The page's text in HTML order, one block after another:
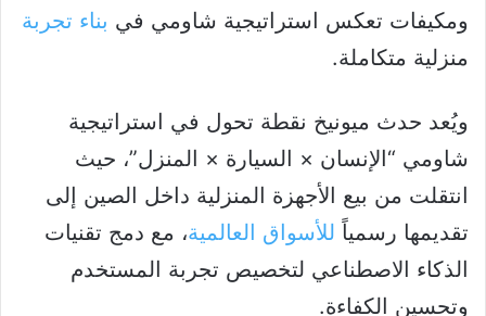
ومكيفات تعكس استراتيجية شاومي في بناء تجربة
منزلية متكاملة.
ويُعد حدث ميونيخ نقطة تحول في استراتيجية
شاومي “الإنسان × السيارة × المنزل”، حيث
انتقلت من بيع الأجهزة المنزلية داخل الصين إلى
تقديمها رسمياً للأسواق العالمية، مع دمج تقنيات
الذكاء الاصطناعي لتخصيص تجربة المستخدم
وتحسين الكفاءة.